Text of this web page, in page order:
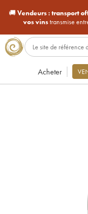
🚚Vendeurs : transport
vos vinstransmise
Acheter